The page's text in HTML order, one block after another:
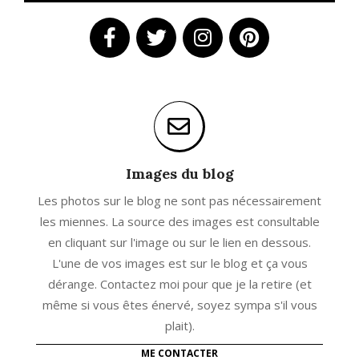
Images du blog
Les photos sur le blog ne sont pas nécessairement
les miennes. La source des images est consultable
en cliquant sur l'image ou sur le lien en dessous.
L'une de vos images est sur le blog et ça vous
dérange. Contactez moi pour que je la retire (et
même si vous êtes énervé, soyez sympa s'il vous
plait).
ME CONTACTER